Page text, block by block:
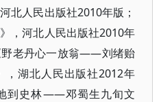
北人民出版社2010年版；
，河北人民出版社2010年
野老丹心一放翁——刘绪贻
，湖北人民出版社2012年
到史林——邓蜀生九旬文